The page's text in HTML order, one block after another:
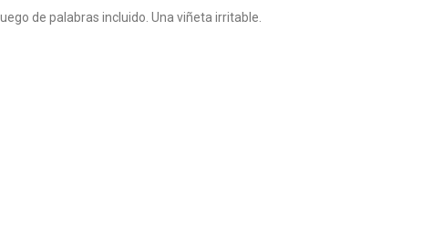
de palabras incluido. Una viñeta irritable.